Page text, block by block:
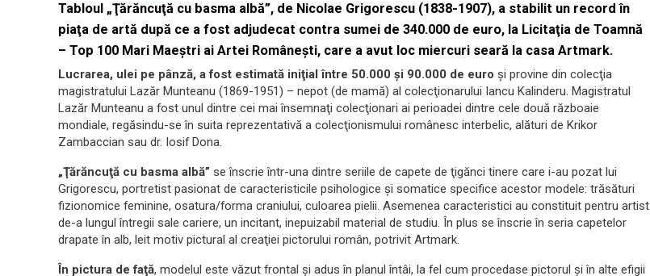
Tabloul „Ţărăncuţă cu basma albă”, de Nicolae Grigorescu (1838-1907), a stabilit un record în
piaţa de artă după ce a fost adjudecat contra sumei de 340.000 de euro, la Licitaţia de Toamnă
– Top 100 Mari Maeştri ai Artei Româneşti, care a avut loc miercuri seară la casa Artmark.
Lucrarea, ulei pe pânză, a fost estimată iniţial între 50.000 şi 90.000 de euro şi provine din colecţia
magistratului Lazăr Munteanu (1869-1951) – nepot (de mamă) al colecţionarului Iancu Kalinderu. Magistratul
Lazăr Munteanu a fost unul dintre cei mai însemnaţi colecţionari ai perioadei dintre cele două războaie
mondiale, regăsindu-se în suita reprezentativă a colecţionismului românesc interbelic, alături de Krikor
Zambaccian sau dr. Iosif Dona.
„Ţărăncuţă cu basma albă” se înscrie într-una dintre seriile de capete de ţigănci tinere care i-au pozat lui
Grigorescu, portretist pasionat de caracteristicile psihologice şi somatice specifice acestor modele: trăsături
fizionomice feminine, osatura/forma craniului, culoarea pielii. Asemenea caracteristici au constituit pentru artist
de-a lungul întregii sale cariere, un incitant, inepuizabil material de studiu. În plus se înscrie în seria capetelor
drapate în alb, leit motiv pictural al creaţiei pictorului român, potrivit Artmark.
În pictura de faţă, modelul este văzut frontal şi adus în planul întâi, la fel cum procedase pictorul şi în alte efigii